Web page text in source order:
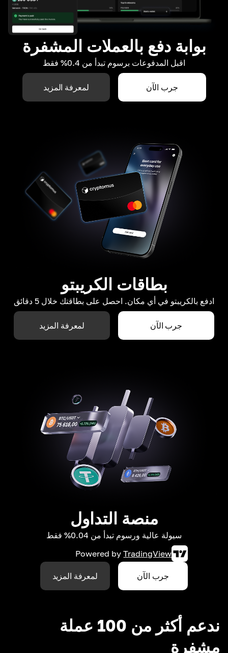
بوابة دفع بالعملات المشفرة
اقبل المدفوعات برسوم تبدأ من 0.4% فقط
جرب الآن لمعرفة المزيد
بطاقات الكريبتو
ادفع بالكريبتو في أي مكان. احصل على بطاقتك خلال 5 دقائق
جرب الآن لمعرفة المزيد
منصة التداول
سيولة عالية ورسوم تبدأ من 0.04% فقط
Powered by TradingView
جرب الآن لمعرفة المزيد
ندعم أكثر من 100 عملة
مشفرة